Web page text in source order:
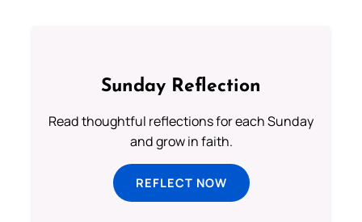
Sunday Reflection
Read thoughtful reflections for each Sunday
and grow in faith.
REFLECT NOW